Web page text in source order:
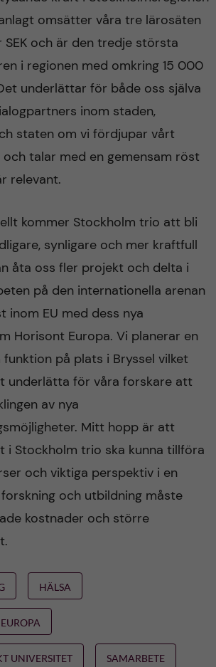
omsätter våra tre lärosäten
SEK och är den tredje största
i regionen med omkring 15 000
underlättar för både oss själva
inom staden,
staten om vi fördjupar vårt
talar med en gemensam röst
relevant.
kommer Stockholm trio att bli
synligare och mer kraftfull
åta oss fler projekt och delta i
på den internationella arenan
inom EU med dess nya
Horisont Europa. Vi planerar en
funktion på plats i Bryssel vilket
underlätta för våra forskare att
av nya
Mitt hopp är att
i Stockholm trio ska kunna tillföra
och viktiga perspektiv i en
och utbildning måste
kostnader och större
HÄLSA
UNIVERSITET SAMARBETE